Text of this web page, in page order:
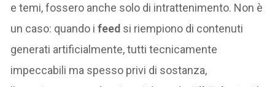
e temi, fossero anche solo di intrattenimento. Non è
un caso: quando ifeed si riempiono di contenuti
generati artificialmente, tutti tecnicamente
impeccabili ma spesso privi di sostanza,